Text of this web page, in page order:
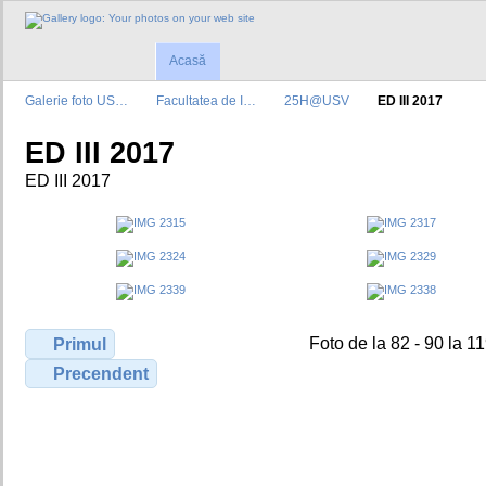
Acasă
Galerie foto US… Facultatea de I… 25H@USV ED III 2017
ED III 2017
ED III 2017
Primul
Precendent
Foto de la 82 - 90 la